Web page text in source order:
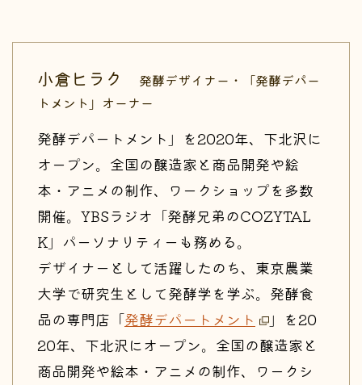
小倉ヒラク
発酵デザイナー・「発酵デパー
トメント」オーナー
発酵デパートメント」を2020年、下北沢に
オープン。全国の醸造家と商品開発や絵
本・アニメの制作、ワークショップを多数
開催。YBSラジオ「発酵兄弟のCOZYTAL
K」パーソナリティーも務める。
デザイナーとして活躍したのち、東京農業
大学で研究生として発酵学を学ぶ。発酵食
品の専門店「発酵デパートメント
」を20
20年、下北沢にオープン。全国の醸造家と
商品開発や絵本・アニメの制作、ワークシ